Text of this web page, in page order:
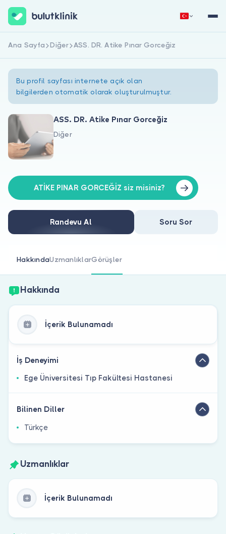
Hakkımızda
Doktorlar için
Doktor musunuz?
Hemen Kaydol Giriş Yap
Ana Sayfa Diğer ASS. DR. Atike Pınar Gorceğiz
Bu profil sayfası internete açık olan
bilgilerden otomatik olarak oluşturulmuştur.
ASS. DR. Atike Pınar Gorceğiz
Diğer
ATİKE PINAR GORCEĞİZ siz misiniz?
Randevu Al Soru Sor
HakkındaUzmanlıklarGörüşler
Hakkında
İçerik Bulunamadı
İş Deneyimi
Ege Üniversitesi Tıp Fakültesi Hastanesi
Bilinen Diller
Türkçe
Uzmanlıklar
İçerik Bulunamadı